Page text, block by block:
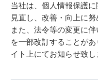
当社は、個人情報保護
見直し、改善・向上に努
また、法令等の変更に
を一部改訂することが
イト上にてお知らせ致し